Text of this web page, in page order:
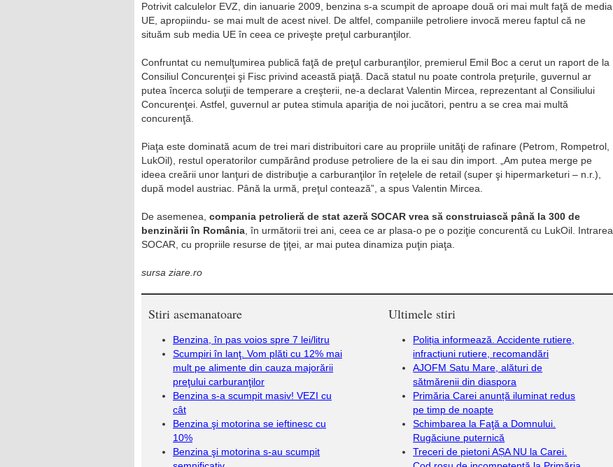
Potrivit calculelor EVZ, din ianuarie 2009, benzina s-a scumpit de aproape două ori mai mult faţă de media
UE, apropiindu- se mai mult de acest nivel. De altfel, companiile petroliere invocă mereu faptul că ne
situăm sub media UE în ceea ce priveşte preţul carburanţilor.
Confruntat cu nemulţumirea publică faţă de preţul carburanţilor, premierul Emil Boc a cerut un raport de la
Consiliul Concurenţei şi Fisc privind această piaţă. Dacă statul nu poate controla preţurile, guvernul ar
putea încerca soluţii de temperare a creşterii, ne-a declarat Valentin Mircea, reprezentant al Consiliului
Concurenţei. Astfel, guvernul ar putea stimula apariţia de noi jucători, pentru a se crea mai multă
concurenţă.
Piaţa este dominată acum de trei mari distribuitori care au propriile unităţi de rafinare (Petrom, Rompetrol,
LukOil), restul operatorilor cumpărând produse petroliere de la ei sau din import. „Am putea merge pe
ideea creării unor lanţuri de distribuţie a carburanţilor în reţelele de retail (super şi hipermarketuri – n.r.),
după model austriac. Până la urmă, preţul contează”, a spus Valentin Mircea.
De asemenea, compania petrolieră de stat azeră SOCAR vrea să construiască până la 300 de
benzinării în România , în următorii trei ani, ceea ce ar plasa-o pe o poziţie concurentă cu LukOil. Intrarea
SOCAR, cu propriile resurse de ţiţei, ar mai putea dinamiza puţin piaţa.
sursa ziare.ro
Stiri asemanatoare
Benzina, în pas voios spre 7 lei/litru
Scumpiri în lanţ. Vom plăti cu 12% mai
mult pe alimente din cauza majorării
preţului carburanţilor
Benzina s-a scumpit masiv! VEZI cu
cât
Benzina şi motorina se ieftinesc cu
10%
Benzina şi motorina s-au scumpit
Ultimele stiri
Poliția informează. Accidente rutiere,
infracțiuni rutiere, recomandări
AJOFM Satu Mare, alături de
sătmărenii din diaspora
Primăria Carei anunță iluminat redus
pe timp de noapte
Schimbarea la Faţă a Domnului.
Rugăciune puternică
Treceri de pietoni AȘA NU la Carei.